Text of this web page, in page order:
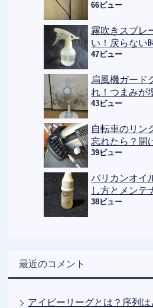
66ビュー
霧吹きスプレ
い！戻らない
47ビュー
扇風機ガード
れ！つまみが
43ビュー
自転車のリン
忘れたら？開
39ビュー
バリカンオイ
し方とメンテ
38ビュー
最近のコメント
アイビーリーグとは？序列は